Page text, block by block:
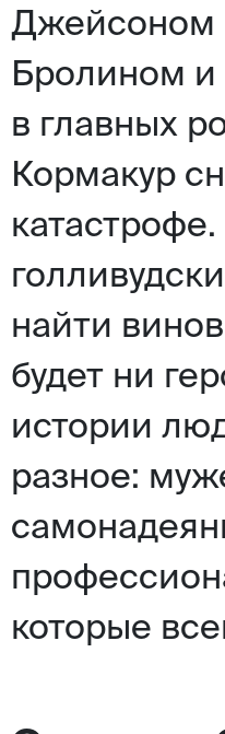
Бролином
в главных
Кормакур
найти
будет ни
истории
разное:
которые